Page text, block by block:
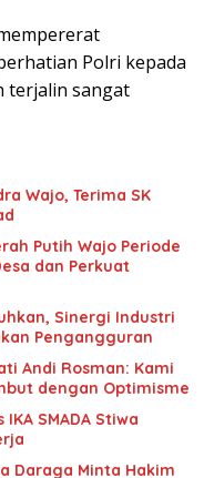
Polri kepada
terjalin sangat
Wajo, Terima SK
Putih Wajo Periode
dan Perkuat
Sinergi Industri
Pengangguran
Andi Rosman: Kami
dengan Optimisme
SMADA Stiwa
Daraga Minta Hakim